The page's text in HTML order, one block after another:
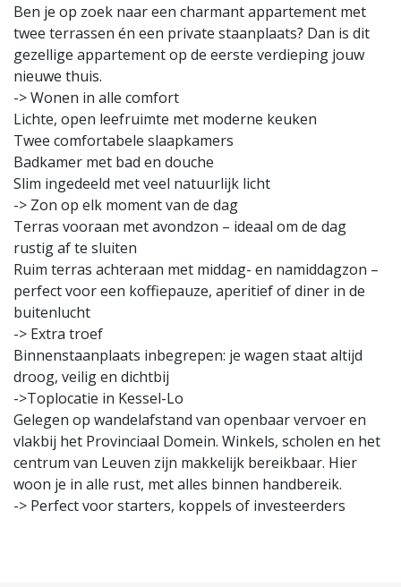
Ben je op zoek naar een charmant appartement met
twee terrassen én een private staanplaats? Dan is dit
gezellige appartement op de eerste verdieping jouw
nieuwe thuis.
-> Wonen in alle comfort
Lichte, open leefruimte met moderne keuken
Twee comfortabele slaapkamers
Badkamer met bad en douche
Slim ingedeeld met veel natuurlijk licht
-> Zon op elk moment van de dag
Terras vooraan met avondzon – ideaal om de dag
rustig af te sluiten
Ruim terras achteraan met middag- en namiddagzon –
perfect voor een koffiepauze, aperitief of diner in de
buitenlucht
-> Extra troef
Binnenstaanplaats inbegrepen: je wagen staat altijd
droog, veilig en dichtbij
->Toplocatie in Kessel-Lo
Gelegen op wandelafstand van openbaar vervoer en
vlakbij het Provinciaal Domein. Winkels, scholen en het
centrum van Leuven zijn makkelijk bereikbaar. Hier
woon je in alle rust, met alles binnen handbereik.
-> Perfect voor starters, koppels of investeerders